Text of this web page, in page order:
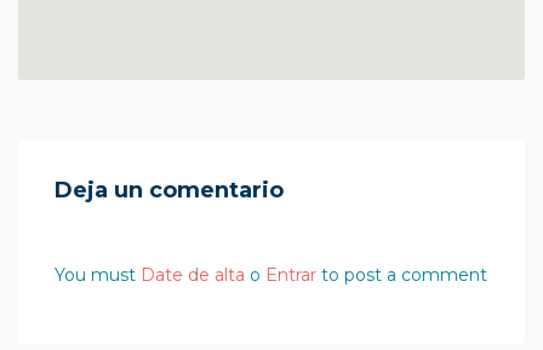
Deja un comentario
You must Date de alta o Entrar to post a comment